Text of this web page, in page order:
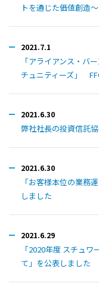
トを通じた価値創造
2021.7.1
「アライアンス・バ
チュニティーズ」
2021.6.30
弊社社長の投資信託
2021.6.30
「お客様本位の業務
しました
2021.6.29
「2020年度 スチュ
て」を公表しました